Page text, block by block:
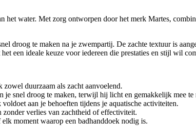
het water. Met zorg ontworpen door het merk Martes,
droog te maken na je zwempartij. De zachte textuur is
een ideale keuze voor iedereen die prestaties en stijl wil
duurzaam als zacht aanvoelend.
je snel droog te maken, terwijl hij licht en gemakkelijk mee te
aan je behoeften tijdens je aquatische activiteiten.
zonder verlies van zachtheid of effectiviteit.
moment waarop een badhanddoek nodig is.